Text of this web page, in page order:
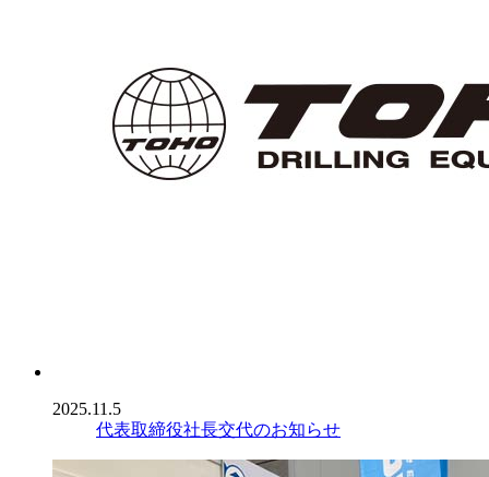
2025.11.5
代表取締役社長交代のお知らせ